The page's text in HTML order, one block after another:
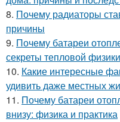
8. Почему радиаторы
причины
9. Почему батареи
секреты тепловой физики
10. Какие интересные
удивить даже местных
11. Почему батареи
внизу: физика и практика